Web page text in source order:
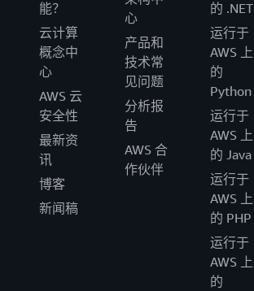
能？
云计算
概念中
心
AWS 云
安全性
最新资
讯
博客
新闻稿
心
产品和
技术常
见问题
分析报
告
AWS 合
作伙伴
的 .NET
运行于
AWS 上
的
Python
运行于
AWS 上
的 Java
运行于
AWS 上
的 PHP
运行于
AWS 上
的